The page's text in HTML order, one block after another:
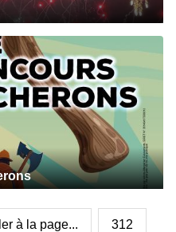
à la page... 312